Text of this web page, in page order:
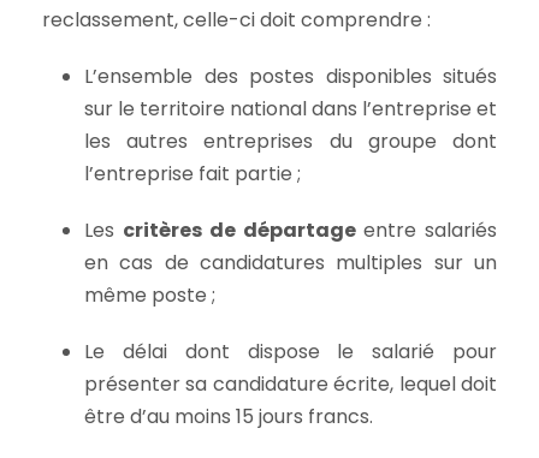
reclassement, celle-ci doit comprendre :
L’ensemble des postes disponibles situés
sur le territoire national dans l’entreprise et
les autres entreprises du groupe dont
l’entreprise fait partie ;
Les critères de départage entre salariés
en cas de candidatures multiples sur un
même poste ;
Le délai dont dispose le salarié pour
présenter sa candidature écrite, lequel doit
être d’au moins 15 jours francs.